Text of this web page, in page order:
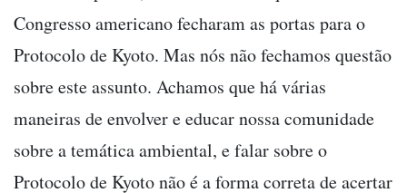
Congresso americano fecharam as portas para o
Protocolo de Kyoto. Mas nós não fechamos questão
sobre este assunto. Achamos que há várias
maneiras de envolver e educar nossa comunidade
sobre a temática ambiental, e falar sobre o
Protocolo de Kyoto não é a forma correta de acertar